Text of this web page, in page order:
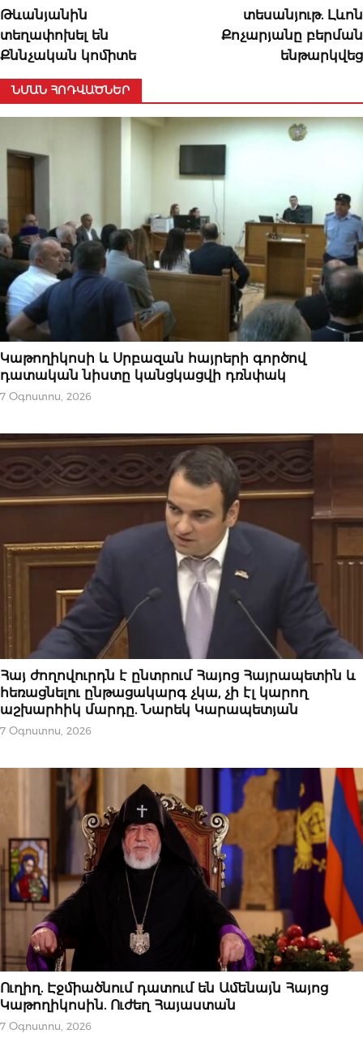
Թևանյանին
տեղափոխել են
Քննչական կոմիտե
տեսանյութ. Լևոն
Քոչարյանը բերման
ենթարկվեց
ՆՄԱՆ ՀՈԴՎԱԾՆԵՐ
ՆՈՐՈՒԹՅՈՒՆՆԵՐ
Կաթողիկոսի և Սրբազան հայրերի գործով
դատական նիստը կանցկացվի դռնփակ
7 Օգոստոս, 2026
ՆՈՐՈՒԹՅՈՒՆՆԵՐ
Հայ ժողովուրդն է ընտրում Հայոց Հայրապետին և
հեռացնելու ընթացակարգ չկա, չի էլ կարող
աշխարհիկ մարդը. Նարեկ Կարապետյան
7 Օգոստոս, 2026
ՆՈՐՈՒԹՅՈՒՆՆԵՐ
Ուղիղ. Էջմիածնում դատում են Ամենայն Հայոց
Կաթողիկոսին. Ուժեղ Հայաստան
7 Օգոստոս, 2026